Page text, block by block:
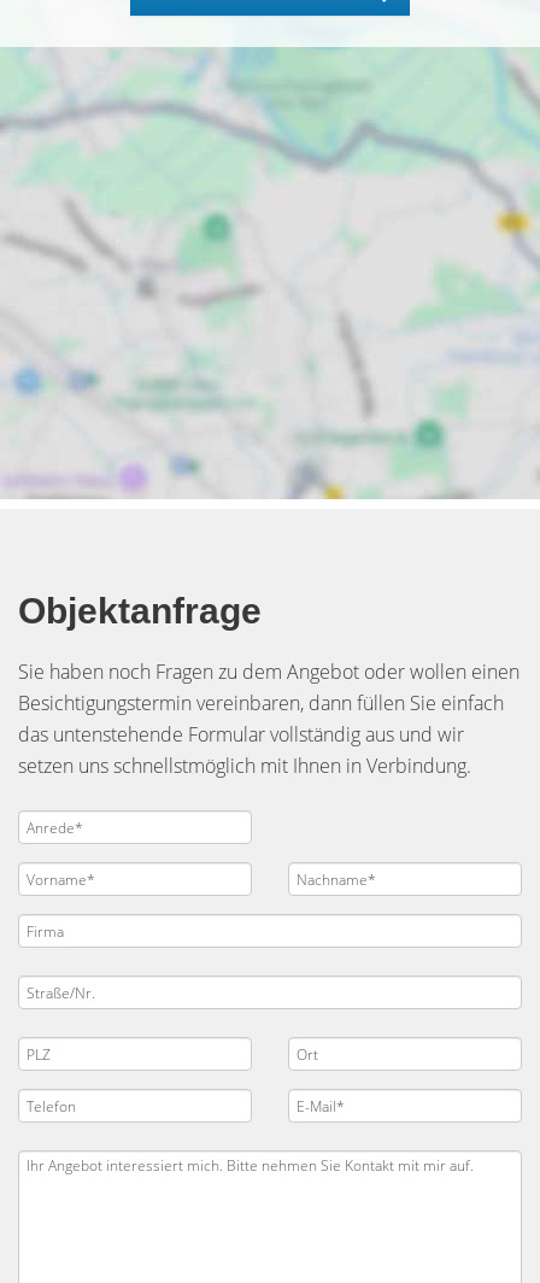
Objektanfrage
Sie haben noch Fragen zu dem Angebot oder wollen einen
Besichtigungstermin vereinbaren, dann füllen Sie einfach
das untenstehende Formular vollständig aus und wir
setzen uns schnellstmöglich mit Ihnen in Verbindung.